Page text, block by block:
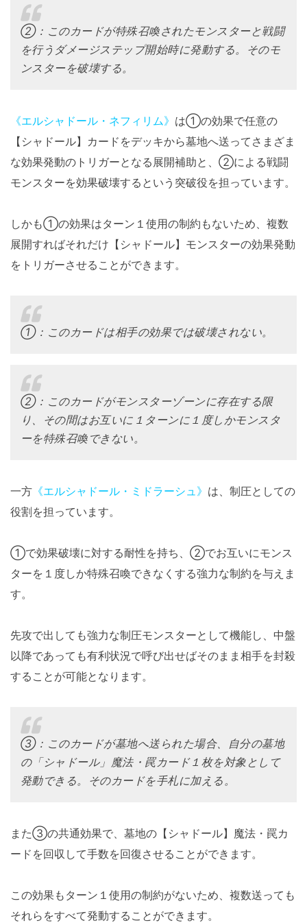
②：このカードが特殊召喚されたモンスターと戦闘
を行うダメージステップ開始時に発動する。そのモ
ンスターを破壊する。
《エルシャドール・ネフィリム》 は①の効果で任意の
【シャドール】カードをデッキから墓地へ送ってさまざま
な効果発動のトリガーとなる展開補助と、②による戦闘
モンスターを効果破壊するという突破役を担っています。
しかも①の効果はターン１使用の制約もないため、複数
展開すればそれだけ【シャドール】モンスターの効果発動
をトリガーさせることができます。
①：このカードは相手の効果では破壊されない。
②：このカードがモンスターゾーンに存在する限
り、その間はお互いに１ターンに１度しかモンスタ
ーを特殊召喚できない。
一方 《エルシャドール・ミドラーシュ》 は、制圧としての
役割を担っています。
①で効果破壊に対する耐性を持ち、②でお互いにモンス
ターを１度しか特殊召喚できなくする強力な制約を与えま
す。
先攻で出しても強力な制圧モンスターとして機能し、中盤
以降であっても有利状況で呼び出せばそのまま相手を封殺
することが可能となります。
③：このカードが墓地へ送られた場合、自分の墓地
の「シャドール」魔法・罠カード１枚を対象として
発動できる。そのカードを手札に加える。
また③の共通効果で、墓地の【シャドール】魔法・罠カ
ードを回収して手数を回復させることができます。
この効果もターン１使用の制約がないため、複数送っても
それらをすべて発動することができます。